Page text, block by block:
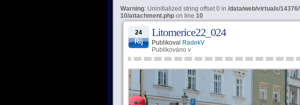
Warning: Uninitialized string offset 0 in /data/web/virtuals/
10/attachment.php on line 10
24
Říj
Litomerice22_024
Publikoval RadekV
Publikováno v